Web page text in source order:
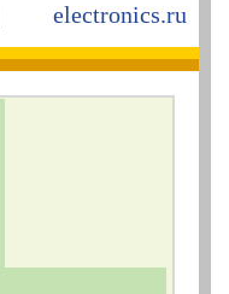
electronics.ru